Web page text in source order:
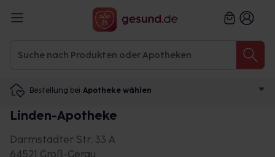
Bestellung bei Apotheke wählen
Linden-Apotheke
Darmstädter Str. 33 A
64521 Groß-Gerau